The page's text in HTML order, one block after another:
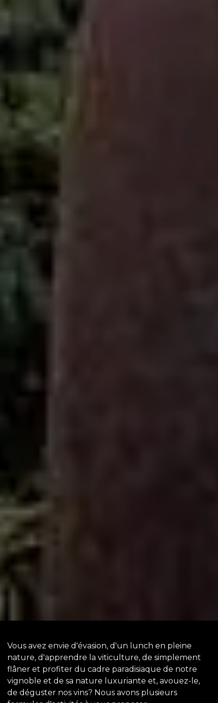
Vous avez envie d'évasion, d'un lunch en pleine
nature, d'apprendre la viticulture, de simplement
flâner et profiter du cadre paradisiaque de notre
vignoble et de sa nature luxuriante et, avouez-le,
de déguster nos vins? Nous avons plusieurs